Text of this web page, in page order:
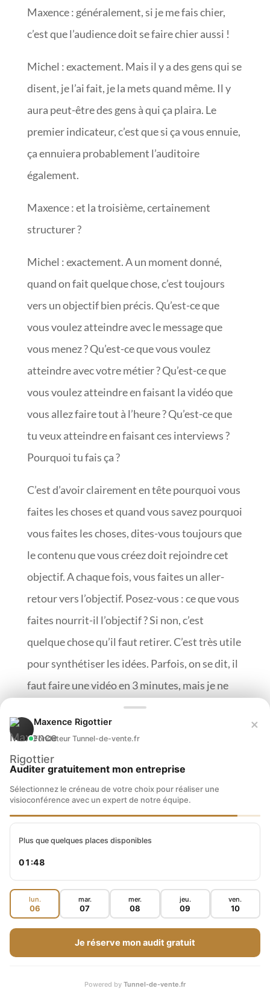
Maxence : généralement, si je me fais chier,
c’est que l’audience doit se faire chier aussi !
Michel : exactement. Mais il y a des gens qui se
disent, je l’ai fait, je la mets quand même. Il y
aura peut-être des gens à qui ça plaira. Le
premier indicateur, c’est que si ça vous ennuie,
ça ennuiera probablement l’auditoire
également.
Maxence : et la troisième, certainement
structurer ?
Michel : exactement. A un moment donné,
quand on fait quelque chose, c’est toujours
vers un objectif bien précis. Qu’est-ce que
vous voulez atteindre avec le message que
vous menez ? Qu’est-ce que vous voulez
atteindre avec votre métier ? Qu’est-ce que
vous voulez atteindre en faisant la vidéo que
vous allez faire tout à l’heure ? Qu’est-ce que
tu veux atteindre en faisant ces interviews ?
Pourquoi tu fais ça ?
C’est d’avoir clairement en tête pourquoi vous
faites les choses et quand vous savez pourquoi
vous faites les choses, dites-vous toujours que
le contenu que vous créez doit rejoindre cet
objectif. A chaque fois, vous faites un aller-
retour vers l’objectif. Posez-vous : ce que vous
faites nourrit-il l’objectif ? Si non, c’est
quelque chose qu’il faut retirer. C’est très utile
pour synthétiser les idées. Parfois, on se dit, il
faut faire une vidéo en 3 minutes, mais je ne
pourrai jamais faire ça en 3 minutes, j’en ai au
moins ¾ d’heure ! Si, c’est possible, ça s’appelle
qui sont inutiles, qui ne vont pas servir votre
objectif.
Maxence : souvenez-vous, structurez,
synthétisez, répétez et préparez et ça va vous
permettre de bien capter. La synthétique, c’est
le bonus gratuit. Ça va surtout permettre
d’avoir une audience qui va être captive. Merci
COACHING BUSINESS
Maxence Rigottier
Fondateur Tunnel-de-vente.fr
×
Auditer gratuitement mon entreprise
Sélectionnez le créneau de votre choix pour réaliser une
visioconférence avec un expert de notre équipe.
Plus que quelques places disponibles
01:47
lun.
06
mar.
07
mer.
08
jeu.
09
ven.
10
Je réserve mon audit gratuit
Powered by Tunnel-de-vente.fr